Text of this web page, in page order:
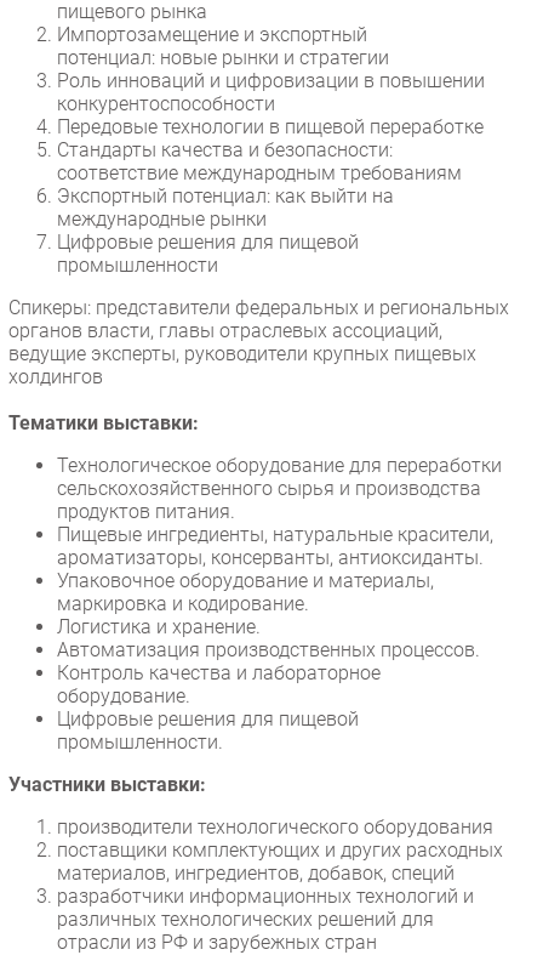
пищевого рынка
Импортозамещение и экспортный
потенциал: новые рынки и стратегии
Роль инноваций и цифровизации в повышении
конкурентоспособности
Передовые технологии в пищевой переработке
Стандарты качества и безопасности:
соответствие международным требованиям
Экспортный потенциал: как выйти на
международные рынки
Цифровые решения для пищевой
промышленности
Спикеры: представители федеральных и региональных
органов власти, главы отраслевых ассоциаций,
ведущие эксперты, руководители крупных пищевых
холдингов
Тематики выставки:
Технологическое оборудование для переработки
сельскохозяйственного сырья и производства
продуктов питания.
Пищевые ингредиенты, натуральные красители,
ароматизаторы, консерванты, антиоксиданты.
Упаковочное оборудование и материалы,
маркировка и кодирование.
Логистика и хранение.
Автоматизация производственных процессов.
Контроль качества и лабораторное
оборудование.
Цифровые решения для пищевой
промышленности.
Участники выставки:
производители технологического оборудования
поставщики комплектующих и других расходных
материалов, ингредиентов, добавок, специй
разработчики информационных технологий и
различных технологических решений для
отрасли из РФ и зарубежных стран